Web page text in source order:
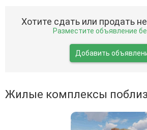
Хотите сдать или продать
Разместите объявление
Добавить
Жилые комплексы